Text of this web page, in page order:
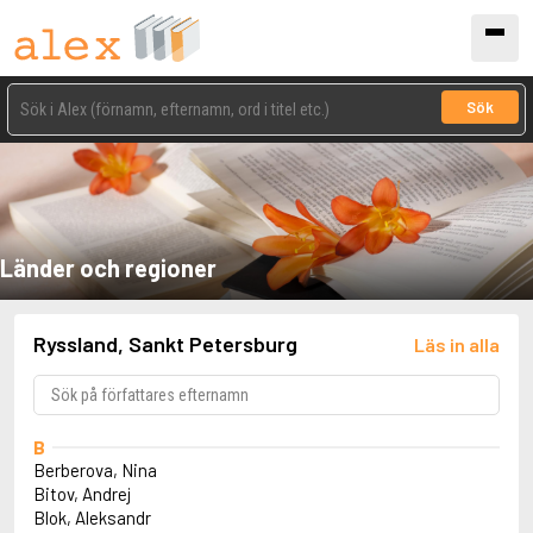
Sök
Länder och regioner
Ryssland, Sankt Petersburg Läs in alla
B
Berberova, Nina
Bitov, Andrej
Blok, Aleksandr